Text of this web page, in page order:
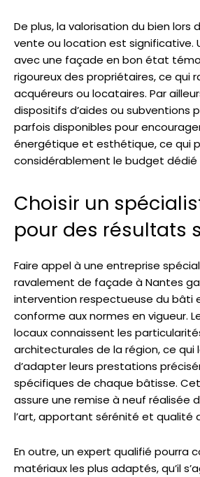
De plus, la valorisation du bien lors
vente ou location est significative.
avec une façade en bon état
rigoureux des propriétaires, ce qui
acquéreurs ou locataires. Par
dispositifs d’aides ou subventions
parfois disponibles pour
énergétique et esthétique, ce qui
considérablement le budget dédié
Choisir un
pour des résultats
Faire appel à une entreprise
ravalement de façade à Nantes
intervention respectueuse du bâti
conforme aux normes en vigueur.
locaux connaissent les
architecturales de la région, ce qui
d’adapter leurs prestations
spécifiques de chaque bâtisse.
assure une remise à neuf réalisée
l’art, apportant sérénité et qualité
En outre, un expert qualifié pourra
matériaux les plus adaptés, qu’il